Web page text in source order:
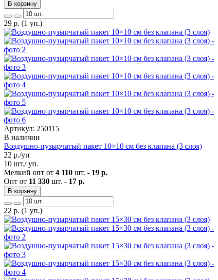
В корзину
29 р. (1 уп.)
Артикул: 250115
В наличии
Воздушно-пузырчатый пакет 10×10 см без клапана (3 слоя)
22 р./уп
10 шт./ уп.
Мелкий опт от 4 110 шт. - 19 р.
Опт от 11 330 шт. - 17 р.
В корзину
22 р. (1 уп.)